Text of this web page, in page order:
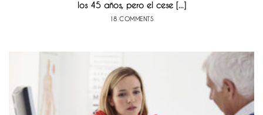
los 45 años, pero el cese [...]
18 COMMENTS